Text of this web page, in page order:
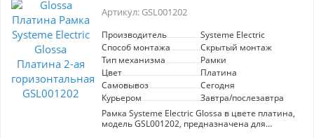
Артикул: GSL001202
Производитель
Systeme Electric
Способ монтажа
Скрытый монтаж
Тип механизма
Рамки
Цвет
Платина
Самовывоз
Сегодня
Курьером
Завтра/послезавтра
Рамка Systeme Electric Glossa в цвете платина,
модель GSL001202, предназначена для